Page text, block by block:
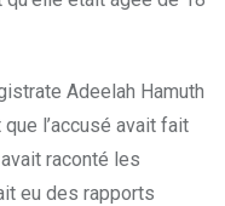
Adeelah Hamuth
l’accusé avait fait
raconté les
eu des rapports